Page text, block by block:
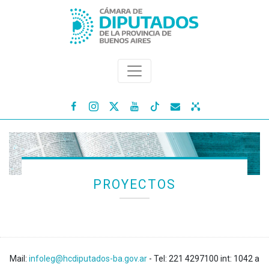
   
PROYECTOS
Mail: infoleg@hcdiputados-ba.gov.ar - Tel: 221 4297100 int: 1042 a